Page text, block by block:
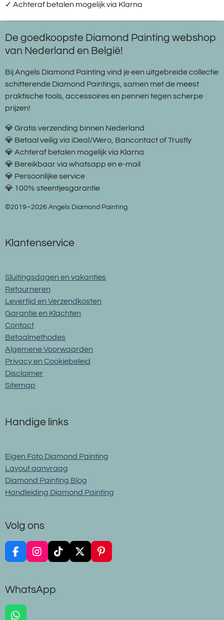
✓ Achteraf betalen mogelijk via Klarna
De goedkoopste Diamond Painting webshop
van Nederland en België!
Bij Angels Diamond Painting vind je een uitgebreide collectie
schitterende Diamond Paintings, samen met de meest
praktische tools, accessoires en pennen tegen scherpe
prijzen!
💎 Gratis verzending binnen Nederland
💎 Betaal veilig via iDeal/Wero, Bancontact of Trustly
💎 Achteraf betalen mogelijk via Klarna
💎 Bereikbaar via whatsapp en e-mail
💎 Persoonlijke service
💎 100% steentjesgarantie
©2019–2026 Angels Diamond Painting
Klantenservice
Sluitingsdagen en vakanties
Retourneren
Levertijd en Verzendkosten
Garantie en Klachten
Contact
Betaalmethodes
Algemene Voorwaarden
Privacy en Cookiebeleid
Disclaimer
Sitemap
Handige links
Eigen Foto Diamond Painting
Layout aanvraag
Diamond Painting Blog
Handleiding Diamond Painting
Volg ons
F
a
e
b
o
o
I
n
a
T
i
X
P
i
WhatsApp